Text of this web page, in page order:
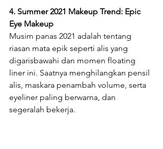
4. Summer 2021 Makeup Trend: Epic
Eye Makeup
Musim panas 2021 adalah tentang
riasan mata epik seperti alis yang
digarisbawahi dan momen floating
liner ini. Saatnya menghilangkan pensil
alis, maskara penambah volume, serta
eyeliner paling berwarna, dan
segeralah bekerja.